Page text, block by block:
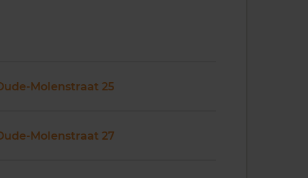
Molenstraat 25
Molenstraat 27